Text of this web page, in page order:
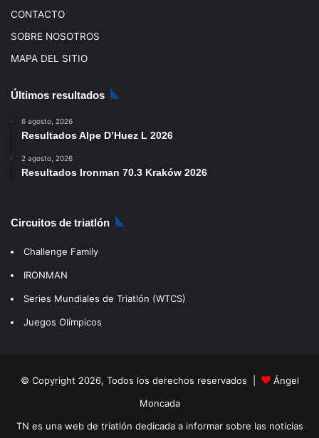
CONTACTO
SOBRE NOSOTROS
MAPA DEL SITIO
Últimos resultados
6 agosto, 2026
Resultados Alpe D’Huez L 2026
2 agosto, 2026
Resultados Ironman 70.3 Kraków 2026
Circuitos de triatlón
Challenge Family
IRONMAN
Series Mundiales de Triatlón (WTCS)
Juegos Olímpicos
© Copyright 2026, Todos los derechos reservados |
Ángel
Moncada
TN es una web de triatlón dedicada a informar sobre las noticias